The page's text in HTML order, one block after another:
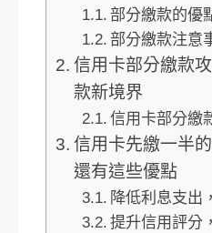
部分繳款的優
部分繳款注意
信用卡部分繳款
款新境界
信用卡部分繳
信用卡先繳一半
還有這些優點
降低利息支出
提升信用評分